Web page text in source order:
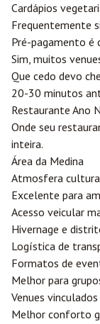
Cardápios
Frequentemente
Pré-pagamento é
Sim, muitos
Que cedo devo
20-30 minutos
Restaurante Ano
Onde seu
inteira.
Área da Medina
Atmosfera
Excelente para
Acesso veicular
Hivernage e
Logística de
Formatos de
Melhor para
Venues
Melhor conforto